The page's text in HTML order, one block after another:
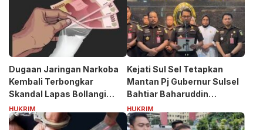
Dugaan Jaringan Narkoba
Kembali Terbongkar
Skandal Lapas Bollangi
Siapa Puang ASS?
HUKRIM
Kejati Sul Sel Tetapkan
Mantan Pj Gubernur Sulsel
Bahtiar Baharuddin
Tersangka Kasus Korupsi
Bibit Nanas Rp50 Miliar
HUKRIM